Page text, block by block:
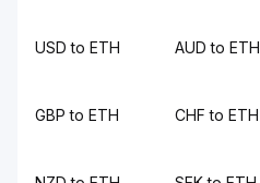
USD to ETH AUD to ETH
GBP to ETH CHF to ETH